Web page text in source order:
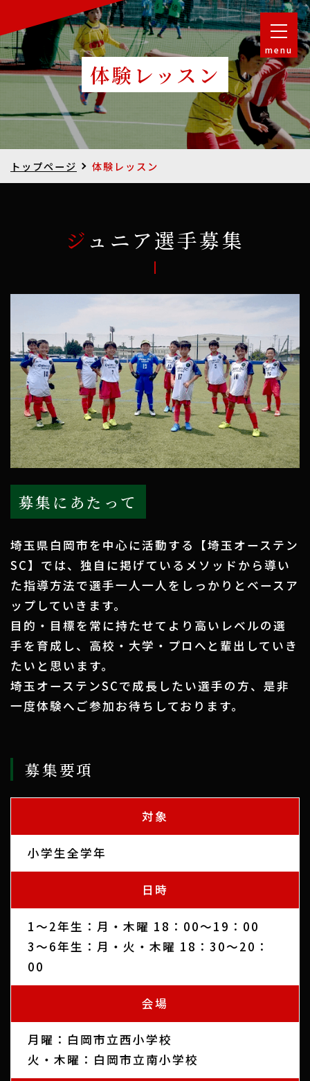
体験レッスン
menu
トップページ 体験レッスン
ジュニア選手募集
募集にあたって
埼玉県白岡市を中心に活動する【埼玉オーステン
SC】では、独自に掲げているメソッドから導い
た指導方法で選手一人一人をしっかりとベースア
ップしていきます。
目的・目標を常に持たせてより高いレベルの選
手を育成し、高校・大学・プロへと輩出していき
たいと思います。
埼玉オーステンSCで成長したい選手の方、是非
一度体験へご参加お待ちしております。
募集要項
対象
小学生全学年
日時
1～2年生：月・木曜 18：00～19：00
3～6年生：月・火・木曜 18：30～20：
00
会場
月曜：白岡市立西小学校
火・木曜：白岡市立南小学校